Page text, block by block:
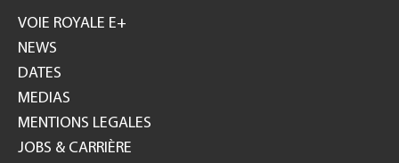
GH
VOIE ROYALE E+
NEWS
DATES
MEDIAS
MENTIONS LEGALES
JOBS & CARRIÈRE